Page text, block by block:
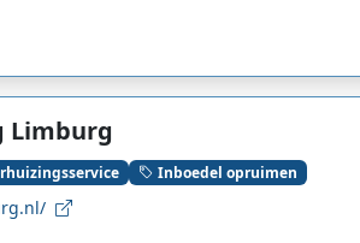
Limburg
Inboedel opruimen